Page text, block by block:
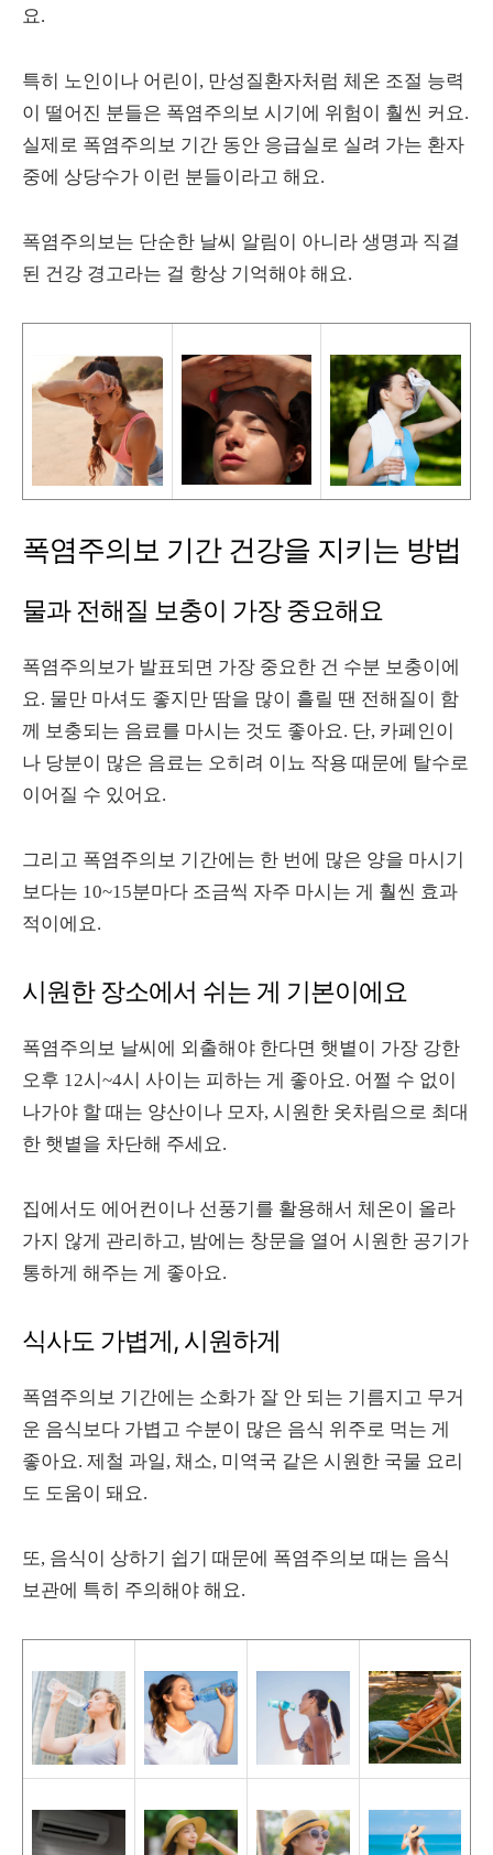
요.
특히 노인이나 어린이, 만성질환자처럼 체온 조절 능력
이 떨어진 분들은 폭염주의보 시기에 위험이 훨씬 커요.
실제로 폭염주의보 기간 동안 응급실로 실려 가는 환자
중에 상당수가 이런 분들이라고 해요.
폭염주의보는 단순한 날씨 알림이 아니라 생명과 직결
된 건강 경고라는 걸 항상 기억해야 해요.
폭염주의보 기간 건강을 지키는 방법
물과 전해질 보충이 가장 중요해요
폭염주의보가 발표되면 가장 중요한 건 수분 보충이에
요. 물만 마셔도 좋지만 땀을 많이 흘릴 땐 전해질이 함
께 보충되는 음료를 마시는 것도 좋아요. 단, 카페인이
나 당분이 많은 음료는 오히려 이뇨 작용 때문에 탈수로
이어질 수 있어요.
그리고 폭염주의보 기간에는 한 번에 많은 양을 마시기
보다는 10~15분마다 조금씩 자주 마시는 게 훨씬 효과
적이에요.
시원한 장소에서 쉬는 게 기본이에요
폭염주의보 날씨에 외출해야 한다면 햇볕이 가장 강한
오후 12시~4시 사이는 피하는 게 좋아요. 어쩔 수 없이
나가야 할 때는 양산이나 모자, 시원한 옷차림으로 최대
한 햇볕을 차단해 주세요.
집에서도 에어컨이나 선풍기를 활용해서 체온이 올라
가지 않게 관리하고, 밤에는 창문을 열어 시원한 공기가
통하게 해주는 게 좋아요.
식사도 가볍게, 시원하게
폭염주의보 기간에는 소화가 잘 안 되는 기름지고 무거
운 음식보다 가볍고 수분이 많은 음식 위주로 먹는 게
좋아요. 제철 과일, 채소, 미역국 같은 시원한 국물 요리
도 도움이 돼요.
또, 음식이 상하기 쉽기 때문에 폭염주의보 때는 음식
보관에 특히 주의해야 해요.